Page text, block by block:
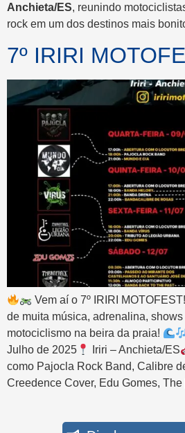
Anchieta/ES, reunindo
rock em um dos destinos mais
7º IRIRI
Vem aí o 7º IRIRI
de muita música, adrenalina,
motociclismo na beira da praia!
Julho de 2025
Iriri – Anchieta/ES
como Pajocla Rock Band, Calibre
Creedence Cover, Edu Gomes,